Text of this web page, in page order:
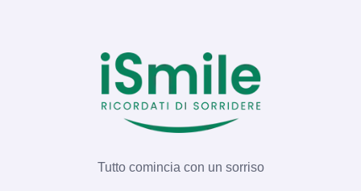
Tutto comincia con un sorriso